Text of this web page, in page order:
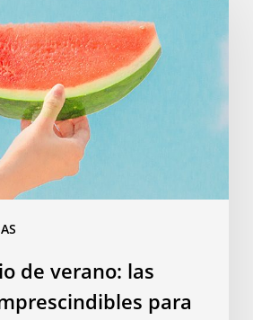
de verano: las
para